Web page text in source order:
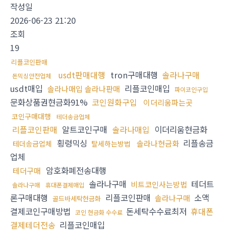
작성일
2026-06-23 21:20
조회
19
리플코인판매
돈믹싱안전업체 usdt판매대행 tron구매대행 솔라나구매
usdt매입 솔라나매입 솔라나판매 리플코인매입 파이코인구입
문화상품권현금화91% 코인원화구입 이더리움파는곳
코인구매대행 테더송금업체
리플코인판매 알트코인구매 솔라나매입 이더리움현금화
테더송금업체 횡령믹싱 탈세하는방법 솔라나현금화 리플송금
업체
테더구매 암호화폐전송대행
솔라나구매 휴대폰결제매입 솔라나구매 비트코인사는방법 테더트
론구매대행 골드바세탁현금화 리플코인판매 솔라나구매 소액
결제코인구매방법 코인 현금화 수수료 돈세탁수수료최저 휴대폰
결제테더전송 리플코인매입